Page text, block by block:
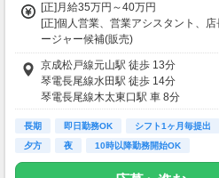
[正]月給35万円～40万円
[正]個人営業、営業アシスタント、店
ージャー候補(販売)
※前職給与・経験を考慮し決定。
※月給金額には固定残業手当・深夜割
（月12時間分／1.5万円～）を含む。
※能力に応じて即昇給、早期昇進が可
■賞与年2回（昨年度実績3ヶ月分支給
京成松戸線元山駅 徒歩 13分
琴電長尾線水田駅 徒歩 14分
琴電長尾線木太東口駅 車 8分
長期 即日勤務OK シフト1ヶ月毎提出
夕方
夜 10時以降勤務開始OK